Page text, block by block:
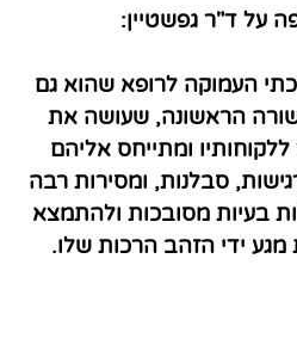
על ד"ר גפשטיין:
העמוקה לרופא שהוא גם
הראשונה, שעושה את
ומתייחס אליהם
סבלנות, ומסירות רבה
בעיות מסובכות ולהתמצא
מגע ידי הזהב הרכות שלו.